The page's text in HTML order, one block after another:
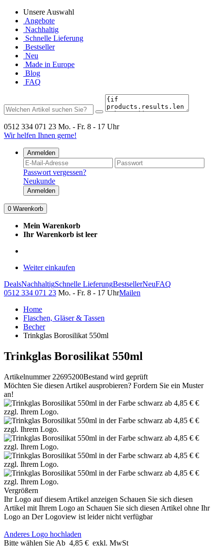
Unsere Auswahl
Angebote
Nachhaltig
Schnelle Lieferung
Bestseller
Neu
Made in Europe
Blog
FAQ
0512 334 071 23 Mo. - Fr. 8 - 17 Uhr
Wir helfen Ihnen gerne!
Anmelden
Passwort vergessen?
Neukunde
Anmelden
0 Warenkorb
Mein Warenkorb
Ihr Warenkorb ist leer
Weiter einkaufen
DealsNachhaltigSchnelle LieferungBestsellerNeuFAQ
0512 334 071 23 Mo. - Fr. 8 - 17 UhrMailen
Home
Flaschen, Gläser & Tassen
Becher
Trinkglas Borosilikat 550ml
Trinkglas Borosilikat 550ml
Artikelnummer 22695200Bestand wird geprüft
Möchten Sie diesen Artikel ausprobieren? Fordern Sie ein Muster
an!
Vergrößern
Ihr Logo auf diesem Artikel anzeigen Schauen Sie sich diesen
Artikel mit Ihrem Logo an Schauen Sie sich diesen Artikel ohne Ihr
Logo an Der Logoview ist leider nicht verfügbar
Anderes Logo hochladen
Bitte wählen Sie Ab 4,85 € exkl. MwSt